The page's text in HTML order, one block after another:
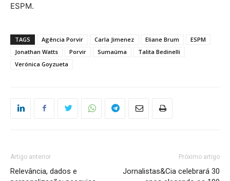
ESPM.
TAGS Agência Porvir Carla Jimenez Eliane Brum
ESPM
Jonathan Watts
Porvir Sumaúma
Talita Bedinelli
Verónica Goyzueta
Artigo anterior
Relevância, dados e
Próximo artigo
Jornalistas&Cia celebrará 30